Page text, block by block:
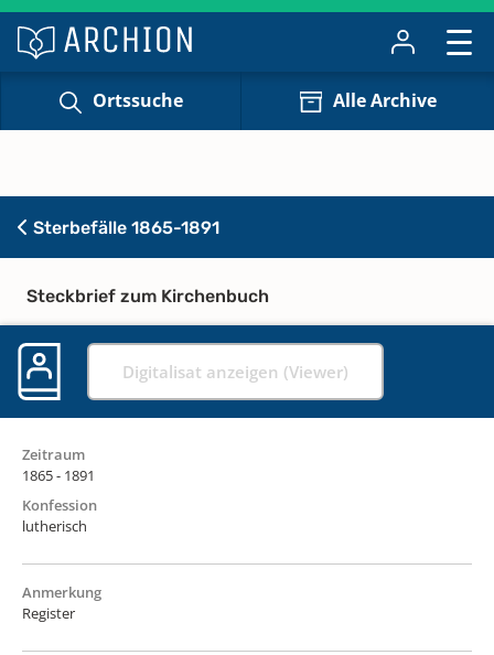
Ortssuche Alle Archive
Sterbefälle 1865-1891
Steckbrief zum Kirchenbuch
Digitalisat anzeigen (Viewer)
Zeitraum
1865 - 1891
Konfession
lutherisch
Anmerkung
Register